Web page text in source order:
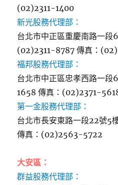
(02)2311-1400
新光股務代理部：
台北市中正區重慶南路一段
(02)2311-8787 傳真：
福邦股務代理部：
台北市中正區忠孝西路一
1658 傳真：(02)2371-
第一金股務代理部：
台北市長安東路一段22號
傳真：(02)2563-5722
大安區：
群益股務代理部：